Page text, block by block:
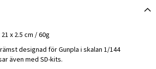
Action Base 2 Gray
x 2.5 cm / 60g
designad för Gunpla i skalan 1/144
även med SD-kits.